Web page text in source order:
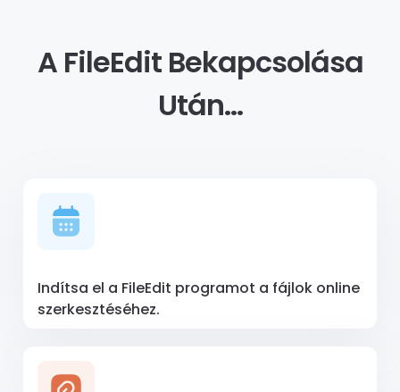
A FileEdit Bekapcsolása
Után…
Indítsa el a FileEdit programot a fájlok online
szerkesztéséhez.